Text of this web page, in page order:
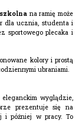
na ramię może
dla ucznia, studenta i
sportowego plecaka i
kolory i prostą
ubraniami.
wyglądzie,
prezentuje się na
i później w pracy. To